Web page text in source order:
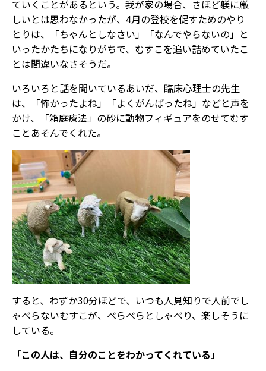
ていくことがあるという。我が家の場合、さほど躾に厳
しいとは思わなかったが、4月の登校を促すためのやり
とりは、「ちゃんとしなさい」「なんでやらないの」と
いったかたちになりがちで、むすこを追い詰めていたこ
とは間違いなさそうだ。
いろいろと話を聞いているあいだ、臨床心理士の先生
は、「怖かったよね」「よくがんばったね」などと声を
かけ、「箱庭療法」の砂に動物フィギュアをのせてむす
ことあそんでくれた。
すると、わずか30分ほどで、いつも人見知りで人前でし
ゃべらないむすこが、べらべらとしゃべり、楽しそうに
している。
「この人は、自分のことをわかってくれている」